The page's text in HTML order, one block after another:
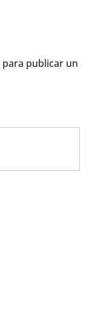
para publicar un